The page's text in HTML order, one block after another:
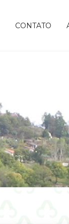
CONTATO